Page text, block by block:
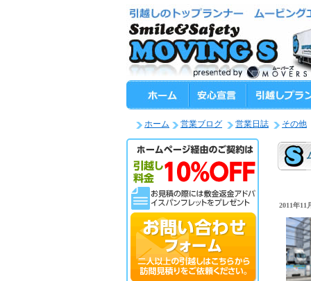
ホーム 営業ブログ 営業日誌 その他
2011年11